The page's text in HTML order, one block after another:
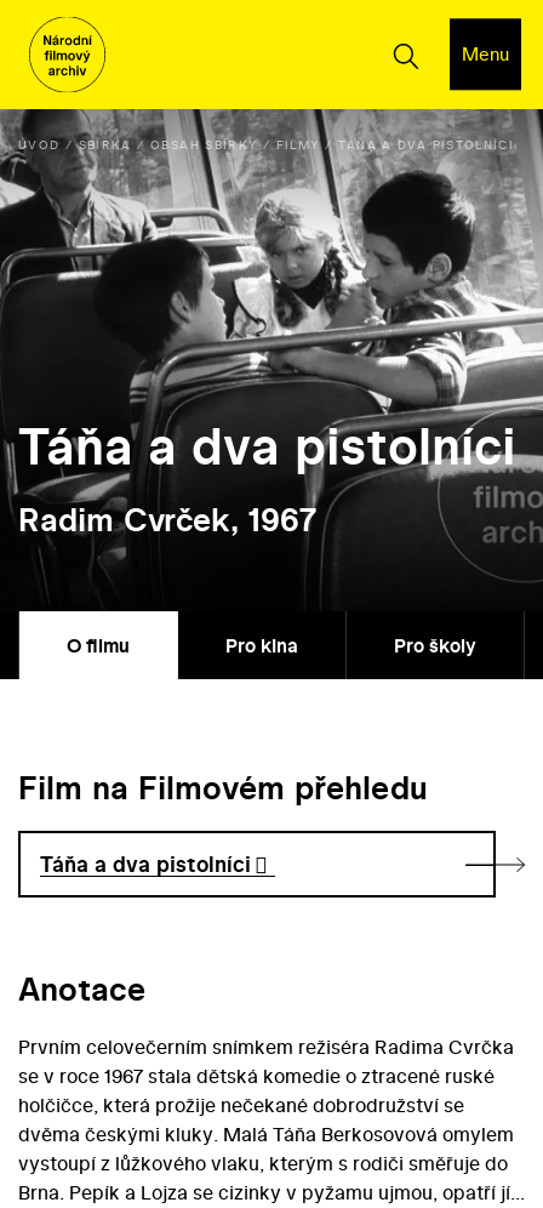
Menu
ÚVOD SBÍRKA OBSAH SBÍRKY FILMY TÁŇA A DVA PISTOLNÍCI
Táňa a dva pistolníci
Radim Cvrček, 1967
O filmu Pro kina Pro školy
Film na Filmovém přehledu
Táňa a dva pistolníci
Anotace
Prvním celovečerním snímkem režiséra Radima Cvrčka
se v roce 1967 stala dětská komedie o ztracené ruské
holčičce, která prožije nečekané dobrodružství se
dvěma českými kluky. Malá Táňa Berkosovová omylem
vystoupí z lůžkového vlaku, kterým s rodiči směřuje do
Brna. Pepík a Lojza se cizinky v pyžamu ujmou, opatří jí